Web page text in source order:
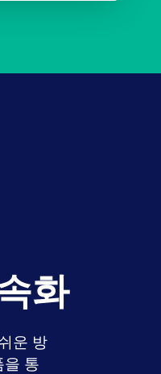
화
운 방
을 통